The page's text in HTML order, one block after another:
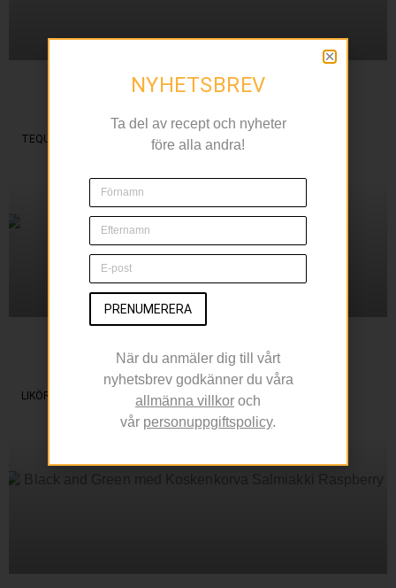
En ny twist
TEQUILA
Sippa på en Margarita
Under Cinco de Mayo
LIKÖR
NYHETSBREV
Ta del av recept och nyheter
före alla andra!
PRENUMERERA
När du anmäler dig till vårt
nyhetsbrev godkänner du våra
allmänna villkor och
vår personuppgiftspolicy.